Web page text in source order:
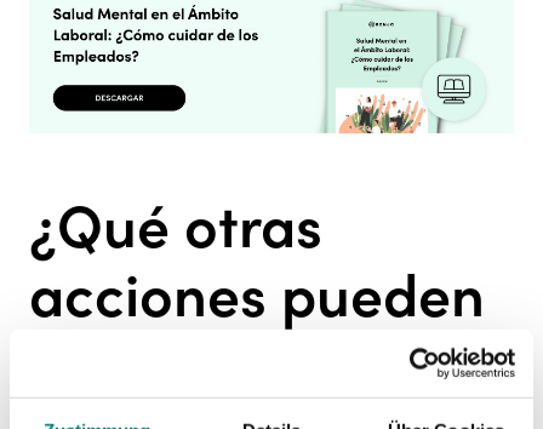
¿Qué otras
acciones pueden